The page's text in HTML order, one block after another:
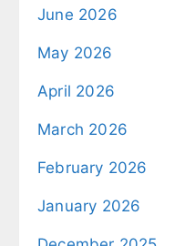
June 2026
May 2026
April 2026
March 2026
February 2026
January 2026